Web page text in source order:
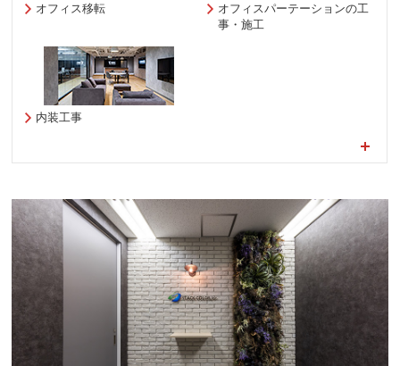
オフィス移転
オフィスパーテーションの工
事・施工
内装工事